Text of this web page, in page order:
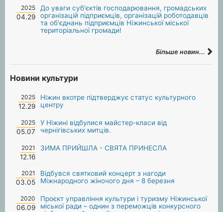
2025
04.29
До уваги суб'єктів господарювання, громадських
організацій підприємців, організацій роботодавців
та об'єднань підприємців Ніжинської міської
територіальної громади!
Більше новин...
Новини культури
2025
12.29
Ніжин вкотре підтверджує статус культурного
центру
2025
05.07
У Ніжині відбулися майстер-класи від
чернігівських митців.
2021
12.16
ЗИМА ПРИЙШЛА - СВЯТА ПРИНЕСЛА
2021
03.05
Відбувся святковий концерт з нагоди
Міжнародного жіночого дня – 8 березня
2020
06.09
Проєкт управління культури і туризму Ніжинської
міської ради – однин з переможців конкурсного